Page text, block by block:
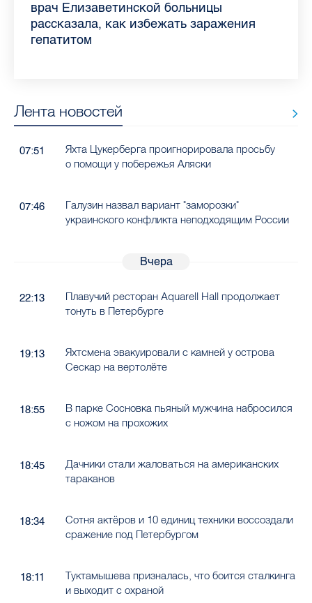
самых цитируемых СМИ Петербурга и
Ленобласти во II квартале 2026 года
врач Елизаветинской больницы
рассказала, как избежать заражения
гепатитом
педиатра для родителей
где самый высокий и самый низкий
конкурс
воспаления ахиллова сухожилия летом
рассказала о возможностях для
работающих родителей
Елизаветинской больницы ответила на
главные вопросы о заболевании
какие напитки можно приготовить дома
в жару
Лента новостей
07:51
Яхта Цукерберга проигнорировала просьбу
о помощи у побережья Аляски
07:46
Галузин назвал вариант "заморозки"
украинского конфликта неподходящим России
Вчера
22:13
Плавучий ресторан Aquarell Hall продолжает
тонуть в Петербурге
19:13
Яхтсмена эвакуировали с камней у острова
Сескар на вертолёте
18:55
В парке Сосновка пьяный мужчина набросился
с ножом на прохожих
18:45
Дачники стали жаловаться на американских
тараканов
18:34
Сотня актёров и 10 единиц техники воссоздали
сражение под Петербургом
18:11
Туктамышева призналась, что боится сталкинга
и выходит с охраной